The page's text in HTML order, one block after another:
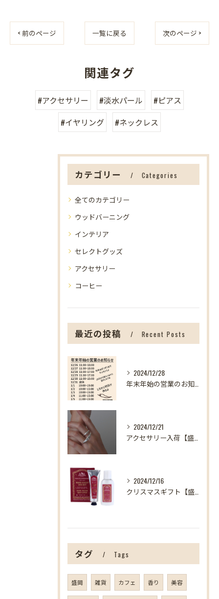
< 前のページ 一覧に戻る 次のページ >
関連タグ
#アクセサリー #淡水パール
#ピアス
#イヤリング
#ネックレス
カテゴリー Categories
全てのカテゴリー
ウッドバーニング
インテリア
セレクトグッズ
アクセサリー
コーヒー
最近の投稿 Recent Posts
2024/12/28
2024/12/21
2024/12/16
タグ Tags
盛岡 雑貨 カフェ 香り 美容